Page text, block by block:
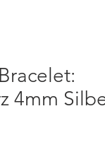
4mm